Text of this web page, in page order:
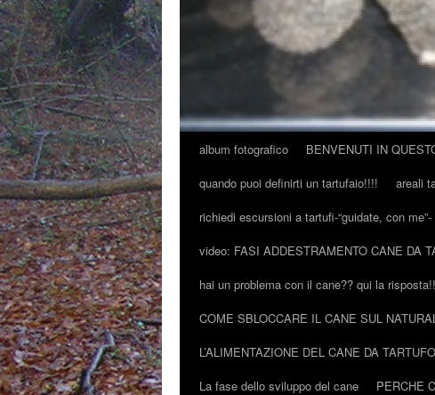
album fotografico BENVENUTI IN
quando puoi definirti un tartufaio!!!!
areali
richiedi escursioni a tartufi-“guidate, con me”-
video: FASI ADDESTRAMENTO CANE DA
hai un problema con il cane?? qui la
COME SBLOCCARE IL CANE SUL
L’ALIMENTAZIONE DEL CANE DA
La fase dello sviluppo del cane
PERCHE